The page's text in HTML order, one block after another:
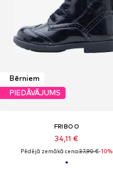
Bērniem
PIEDĀVĀJUMS
FRIBOO
34,11 €
Pēdējā zemākā cena:37,90 €-10%